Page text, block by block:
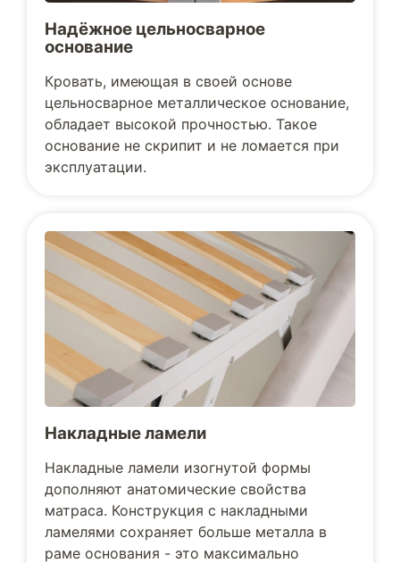
Надёжное цельносварное
основание
Кровать, имеющая в своей основе
цельносварное металлическое основание,
обладает высокой прочностью. Такое
основание не скрипит и не ломается при
эксплуатации.
Накладные ламели
Накладные ламели изогнутой формы
дополняют анатомические свойства
матраса. Конструкция с накладными
ламелями сохраняет больше металла в
раме основания - это максимально